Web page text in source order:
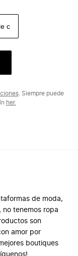
. Siempre puede
her.
de moda,
no tenemos ropa
son
amor por
boutiques